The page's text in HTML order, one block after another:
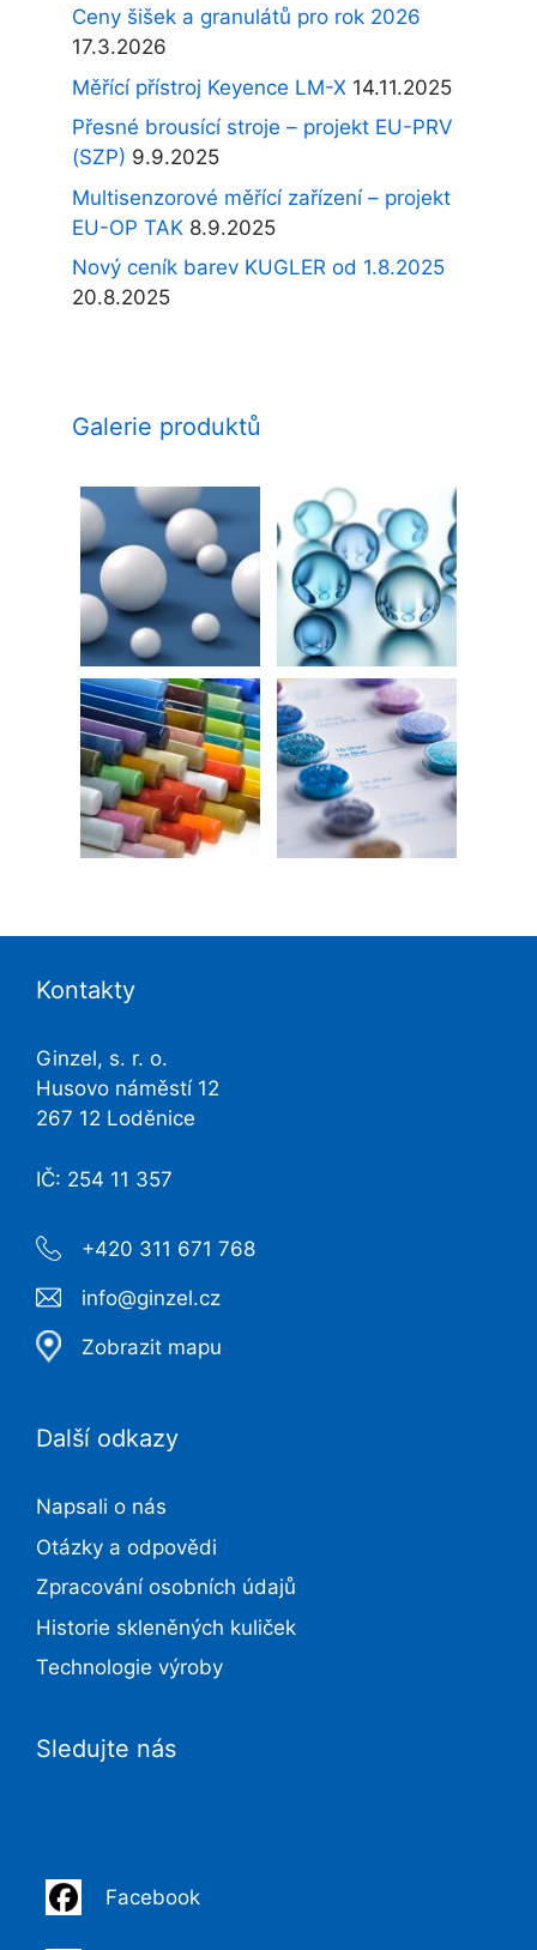
Ceny šišek a granulátů pro rok 2026
17.3.2026
Měřící přístroj Keyence LM-X 14.11.2025
Přesné brousící stroje – projekt EU-PRV
(SZP) 9.9.2025
Multisenzorové měřící zařízení – projekt
EU-OP TAK 8.9.2025
Nový ceník barev KUGLER od 1.8.2025
20.8.2025
Galerie produktů
Kontakty
Ginzel, s. r. o.
Husovo náměstí 12
267 12 Loděnice
IČ: 254 11 357
+420 311 671 768
info@ginzel.cz
Zobrazit mapu
Další odkazy
Napsali o nás
Otázky a odpovědi
Zpracování osobních údajů
Historie skleněných kuliček
Technologie výroby
Sledujte nás
Facebook